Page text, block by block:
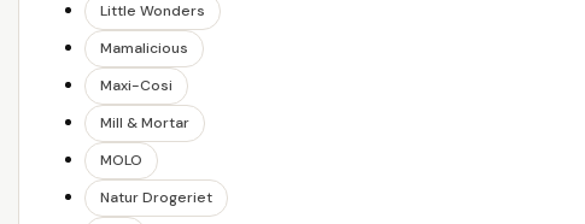
Little Wonders
Mamalicious
Maxi-Cosi
Mill & Mortar
MOLO
Natur Drogeriet